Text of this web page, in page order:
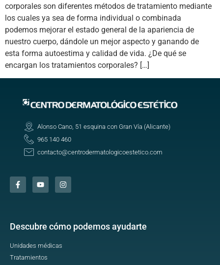
corporales son diferentes métodos de tratamiento mediante
los cuales ya sea de forma individual o combinada
podemos mejorar el estado general de la apariencia de
nuestro cuerpo, dándole un mejor aspecto y ganando de
esta forma autoestima y calidad de vida. ¿De qué se
encargan los tratamientos corporales? […]
Alonso Cano, 51 esquina con Gran Vía (Alicante)
965 140 460
contacto@centrodermatologicoestetico.com
Descubre cómo podemos ayudarte
Unidades médicas
Tratamientos